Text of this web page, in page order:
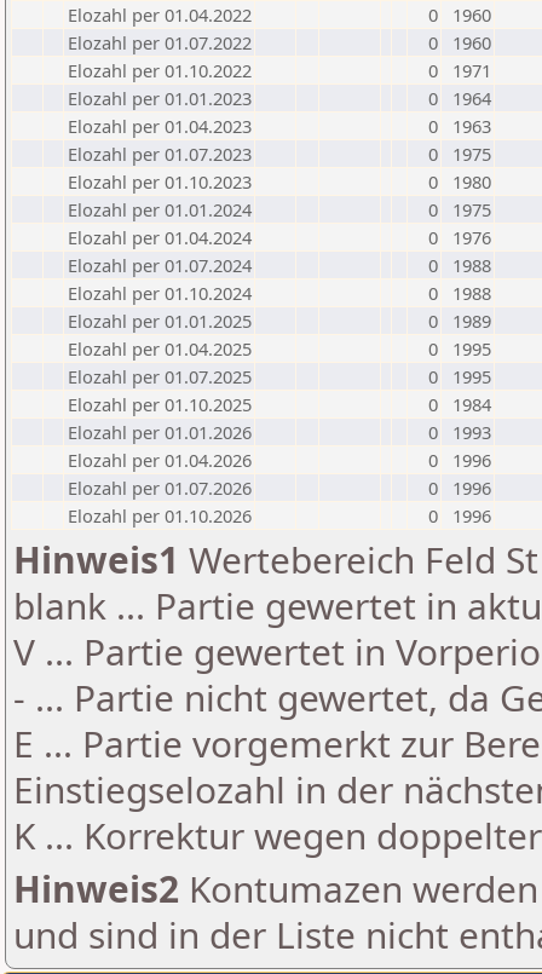
Elozahl per 01.04.2022
0
1960
Elozahl per 01.07.2022
0
1960
Elozahl per 01.10.2022
0
1971
Elozahl per 01.01.2023
0
1964
Elozahl per 01.04.2023
0
1963
Elozahl per 01.07.2023
0
1975
Elozahl per 01.10.2023
0
1980
Elozahl per 01.01.2024
0
1975
Elozahl per 01.04.2024
0
1976
Elozahl per 01.07.2024
0
1988
Elozahl per 01.10.2024
0
1988
Elozahl per 01.01.2025
0
1989
Elozahl per 01.04.2025
0
1995
Elozahl per 01.07.2025
0
1995
Elozahl per 01.10.2025
0
1984
Elozahl per 01.01.2026
0
1993
Elozahl per 01.04.2026
0
1996
Elozahl per 01.07.2026
0
1996
Elozahl per 01.10.2026
0 1996
Hinweis1 Wertebereich Feld
blank ... Partie gewertet in
V ... Partie gewertet in
- ... Partie nicht gewertet, da
E ... Partie vorgemerkt zur
Einstiegselozahl in der
K ... Korrektur wegen
Hinweis2 Kontumazen
und sind in der Liste nicht